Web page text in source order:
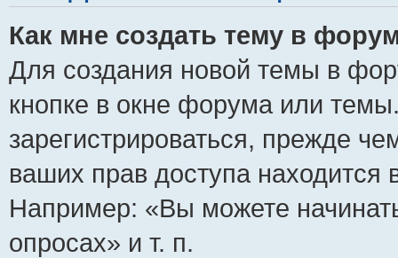
Как мне создать тему в
Для создания новой темы в
кнопке в окне форума или
зарегистрироваться, прежде
ваших прав доступа
Например: «Вы можете
опросах» и т. п.